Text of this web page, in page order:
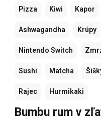
Pizza Kiwi Kapor
Ashwagandha Krúpy
Nintendo Switch
Sushi Matcha
Rajec Hurmikaki
Bumbu rum v